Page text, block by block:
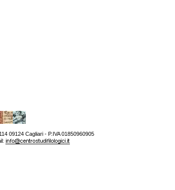
09124 Cagliari - P.IVA 01850960905